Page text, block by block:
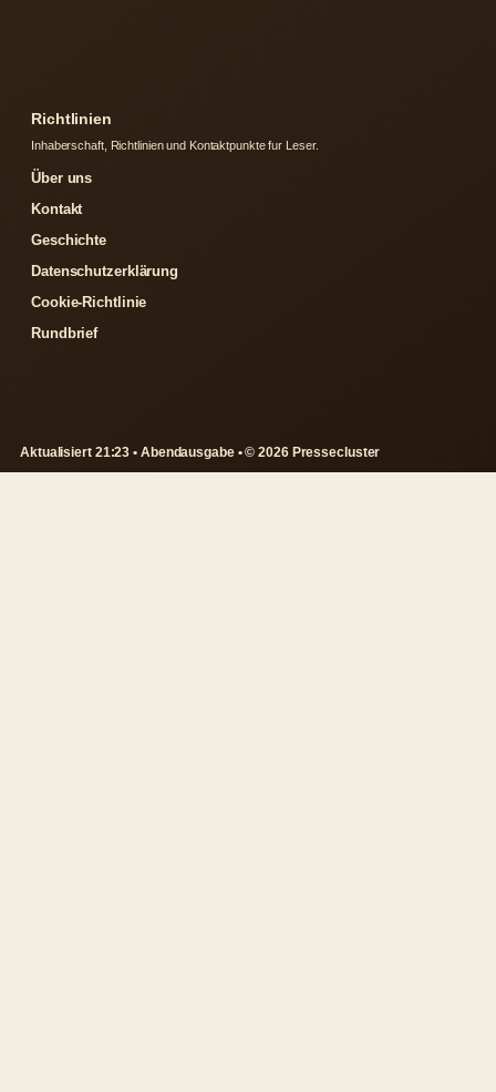
Richtlinien
Inhaberschaft, Richtlinien und Kontaktpunkte fur Leser.
Über uns
Kontakt
Geschichte
Datenschutzerklärung
Cookie-Richtlinie
Rundbrief
Aktualisiert 21:23 • Abendausgabe • © 2026 Pressecluster